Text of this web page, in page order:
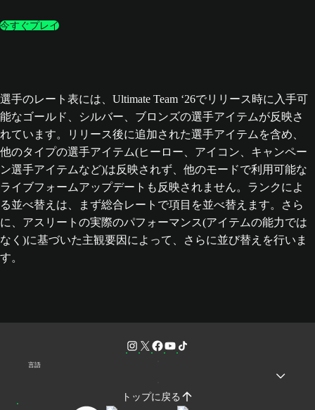
今すぐプレイ
選手のレート表には、Ultimate Team ‘26でリリース時に入手可
能なゴールド、シルバー、ブロンズの選手アイテムが反映さ
れています。リリース後に追加された選手アイテムを含め、
他のタイプの選手アイテム(ヒーロー、アイコン、キャンペー
ン選手アイテムなど)は反映されず、他のモードで利用可能な
ライブフォームアップデートも反映されません。ランクによ
る並べ替えは、まず総合レートで項目を並べ替えます。さら
に、アスリートの実際のパフォーマンス(アイテムの能力では
なく)に基づいた主観要因によって、さらに並び替えを行いま
す。
言語
トップに戻る